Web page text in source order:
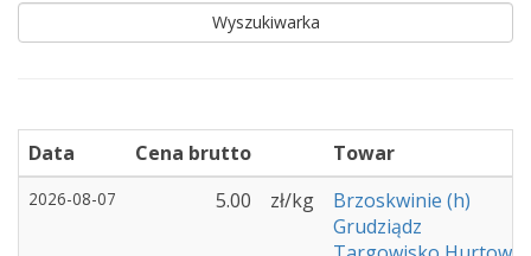
Wyszukiwarka
Data Cena brutto Towar
2026-08-07 5.00 zł/kg
Brzoskwinie (h)
Grudziądz